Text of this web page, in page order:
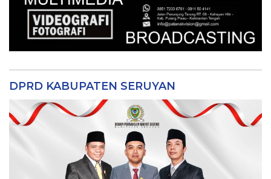
DPRD KABUPATEN SERUYAN